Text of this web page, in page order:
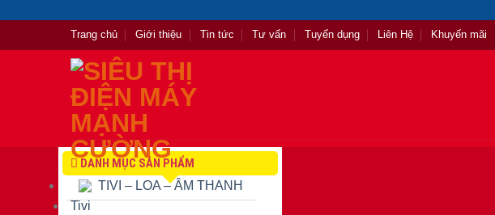
content
Trang chủ Giới thiệu Tin tức Tư vấn Tuyển dụng Liên Hệ Khuyến mãi
DANH MỤC SẢN PHẨM
TIVI – LOA – ÂM THANH
Tivi